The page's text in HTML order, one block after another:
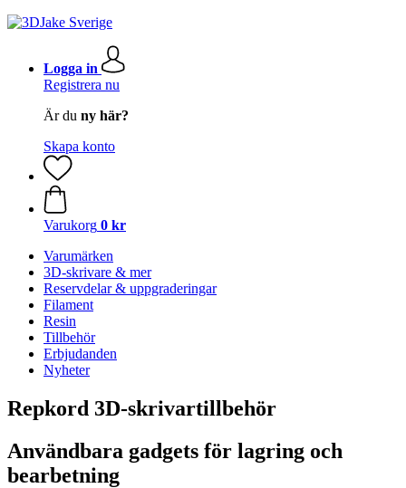
Logga in
Registrera nu
Är du ny här?
Skapa konto
Varukorg 0 kr
Varumärken
3D-skrivare & mer
Reservdelar & uppgraderingar
Filament
Resin
Tillbehör
Erbjudanden
Nyheter
Repkord 3D-skrivartillbehör
Användbara gadgets för lagring och
bearbetning